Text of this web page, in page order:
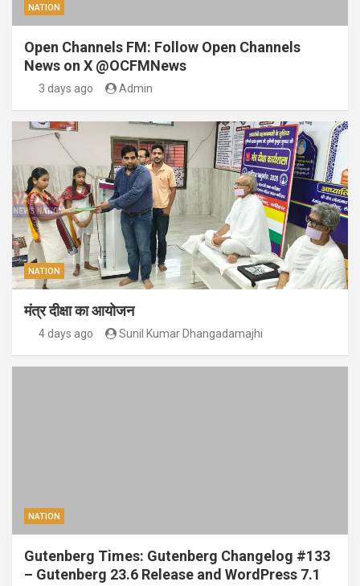
NATION
Open Channels FM: Follow Open Channels
News on X @OCFMNews
3 days ago Admin
NATION
मंत्र दीक्षा का आयोजन
4 days ago Sunil Kumar Dhangadamajhi
NATION
Gutenberg Times: Gutenberg Changelog #133
– Gutenberg 23.6 Release and WordPress 7.1